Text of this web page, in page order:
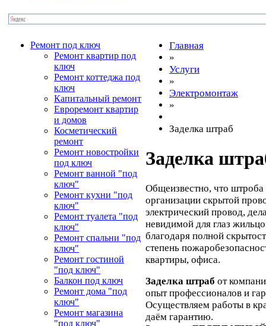
Ремонт под ключ
Ремонт квартир под
ключ
Ремонт коттеджа под
ключ
Капитальный ремонт
Евроремонт квартир
и домов
Косметический
ремонт
Ремонт новостройки
под ключ
Ремонт ванной "под
ключ"
Ремонт кухни "под
ключ"
Ремонт туалета "под
ключ"
Ремонт спальни "под
ключ"
Ремонт гостиной
"под ключ"
Балкон под ключ
Ремонт дома "под
ключ"
Ремонт магазина
"под ключ"
Главная
»
Услуги
»
Электромонтаж
»
Заделка штраб
Заделка
Общеизвестно, что штроба
организации скрытой
электрический провод,
невидимой для глаз
благодаря полной
степень
квартиры, офиса.
Заделка штраб от
опыт профессионалов и
Осуществляем работы в
даём гарантию.